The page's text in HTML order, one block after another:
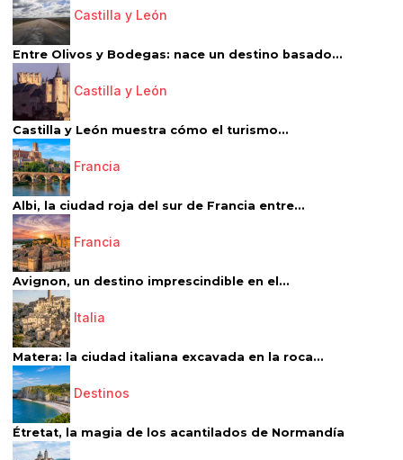
Castilla y León
Entre Olivos y Bodegas: nace un destino basado...
Castilla y León
Castilla y León muestra cómo el turismo...
Francia
Albi, la ciudad roja del sur de Francia entre...
Francia
Avignon, un destino imprescindible en el...
Italia
Matera: la ciudad italiana excavada en la roca...
Destinos
Étretat, la magia de los acantilados de Normandía